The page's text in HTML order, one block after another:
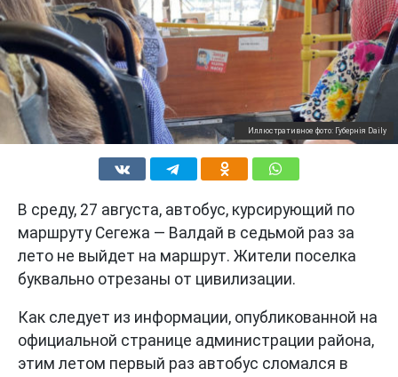
Иллюстративное фото: Губернiя Daily
В среду, 27 августа, автобус, курсирующий по
маршруту Сегежа — Валдай в седьмой раз за
лето не выйдет на маршрут. Жители поселка
буквально отрезаны от цивилизации.
Как следует из информации, опубликованной на
официальной странице администрации района,
этим летом первый раз автобус сломался в